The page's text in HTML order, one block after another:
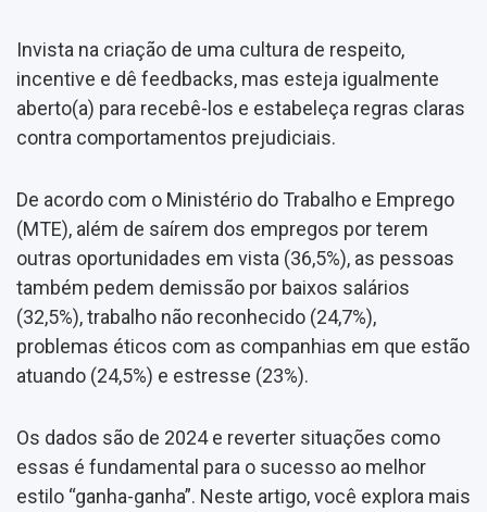
Invista na criação de uma cultura de respeito,
incentive e dê feedbacks, mas esteja igualmente
aberto(a) para recebê-los e estabeleça regras claras
contra comportamentos prejudiciais.
De acordo com o Ministério do Trabalho e Emprego
(MTE), além de saírem dos empregos por terem
outras oportunidades em vista (36,5%), as pessoas
também pedem demissão por baixos salários
(32,5%), trabalho não reconhecido (24,7%),
problemas éticos com as companhias em que estão
atuando (24,5%) e estresse (23%).
Os dados são de 2024 e reverter situações como
essas é fundamental para o sucesso ao melhor
estilo “ganha-ganha”. Neste artigo, você explora mais